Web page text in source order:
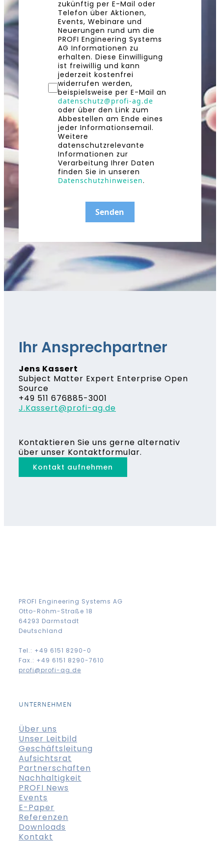
zukünftig per E-Mail oder
Telefon über Aktionen,
Events, Webinare und
Neuerungen rund um die
PROFI Engineering Systems
AG Informationen zu
erhalten. Diese Einwilligung
ist freiwillig und kann
jederzeit kostenfrei
widerrufen werden,
beispielsweise per E-Mail an
datenschutz@profi-ag.de
oder über den Link zum
Abbestellen am Ende eines
jeder Informationsemail.
Weitere
datenschutzrelevante
Informationen zur
Verarbeitung Ihrer Daten
finden Sie in unseren
Datenschutzhinweisen.
Senden
Ihr Ansprechpartner
Jens Kassert
Subject Matter Expert Enterprise Open
Source
+49 511 676885-3001
J.Kassert@profi-ag.de
Kontaktieren Sie uns gerne alternativ
über unser Kontaktformular.
Kontakt aufnehmen
PROFI Engineering Systems AG
Otto-Röhm-Straße 18
64293 Darmstadt
Deutschland
Tel.: +49 6151 8290-0
Fax.: +49 6151 8290-7610
profi@profi-ag.de
UNTERNEHMEN
Über uns
Unser Leitbild
Geschäftsleitung
Aufsichtsrat
Partnerschaften
Nachhaltigkeit
PROFI News
Events
E-Paper
Referenzen
Downloads
Kontakt